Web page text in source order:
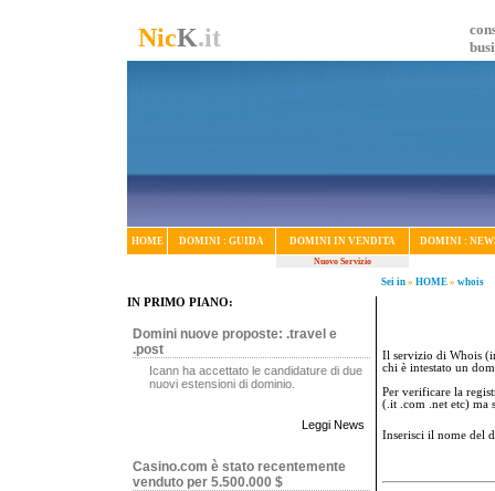
NicK.it
HOME DOMINI : GUIDA DOMINI IN VENDITA DOMINI :
Nuovo Servizio
Sei in » HOME » whois
IN PRIMO PIANO:
Domini nuove proposte: .travel e
.post
Icann ha accettato le candidature di due
nuovi estensioni di dominio.
Leggi News
Casino.com è stato recentemente
venduto per 5.500.000 $
Il servizio di Whois
chi è intestato un
Per verificare la
(.it .com .net etc) ma
Inserisci il nome del